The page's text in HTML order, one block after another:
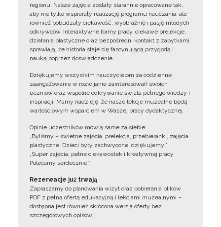
regionu. Nasze zajęcia zostały starannie opracowane tak,
aby nie tylko wspierały realizację programu nauczania, ale
również pobudzały ciekawość, wyobraźnię i pasję młodych
odkrywców. Interaktywne formy pracy, ciekawe prelekcje,
działania plastyczne oraz bezpośredni kontakt z zabytkami
sprawiają, że historia staje się fascynującą przygodą i
nauką poprzez doświadczenie.
Dziękujemy wszystkim nauczycielom za codzienne
zaangażowanie w rozwijanie zainteresowań swoich
uczniów oraz wspólne odkrywanie świata pełnego wiedzy i
inspiracji. Mamy nadzieję, że nasze lekcje muzealne będą
wartościowym wsparciem w Waszej pracy dydaktycznej.
Opinie uczestników mówią same za siebie:
„Byliśmy – świetne zajęcia, prelekcja, przebieranki, zajęcia
plastyczne. Dzieci były zachwycone, dziękujemy!”
„Super zajęcia, pełne ciekawostek i kreatywnej pracy.
Polecamy serdecznie!”
Rezerwacje już trwają
Zapraszamy do planowania wizyt oraz pobierania plików
PDF z pełną ofertą edukacyjną i lekcjami muzealnymi –
dostępna jest również skrócona wersja oferty bez
szczegółowych opisów.